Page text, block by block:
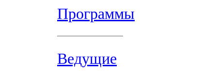
Программы
Ведущие